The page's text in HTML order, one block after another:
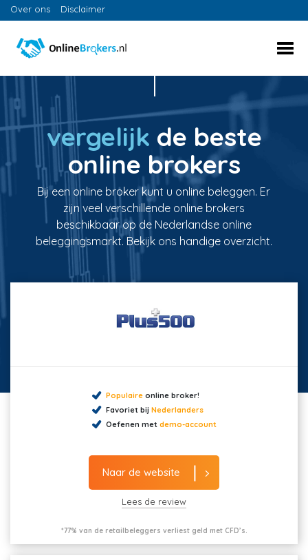
Over ons Disclaimer
vergelijk de beste
online brokers
Bij een online broker kunt u online beleggen. Er
zijn veel verschillende online brokers
beschikbaar op de Nederlandse online
beleggingsmarkt. Bekijk ons handige overzicht.
Populaireonline broker!
Favoriet bij Nederlanders
Oefenen met demo-account
Naar de website
Lees de review
*77% van de retailbeleggers verliest geld met CFD’s.